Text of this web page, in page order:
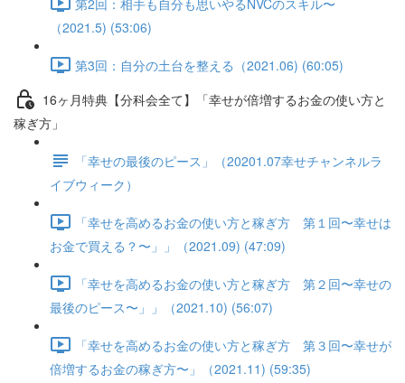
（2021.5) (53:06)
第3回：自分の土台を整える（2021.06) (60:05)
16ヶ月特典【分科会全て】「幸せが倍増するお金の使い方と
稼ぎ方」
「幸せの最後のピース」（20201.07幸せチャンネルラ
イブウィーク）
「幸せを高めるお金の使い方と稼ぎ方 第１回〜幸せは
お金で買える？〜」」（2021.09) (47:09)
「幸せを高めるお金の使い方と稼ぎ方 第２回〜幸せの
最後のピース〜」」（2021.10) (56:07)
「幸せを高めるお金の使い方と稼ぎ方 第３回〜幸せが
倍増するお金の稼ぎ方〜」（2021.11) (59:35)